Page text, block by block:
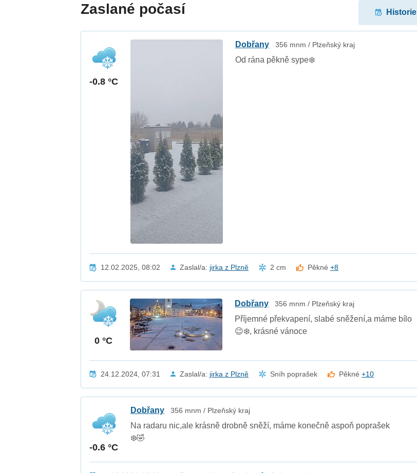
Zaslané počasí Historie
-0.8 °C
Dobřany 356 mnm / Plzeňský kraj
Od rána pěkně sype❄️
12.02.2025, 08:02 Zaslal/a: jirka z Plzně 2 cm Pěkné+8
0 °C
Dobřany 356 mnm / Plzeňský kraj
Příjemné překvapení, slabé sněžení,a máme bílo
😉❄️, krásné vánoce
24.12.2024, 07:31 Zaslal/a: jirka z Plzně Sníh poprašek Pěkné+10
-0.6 °C
Dobřany 356 mnm / Plzeňský kraj
Na radaru nic,ale krásně drobně sněží, máme konečně aspoň poprašek
❄️🤣